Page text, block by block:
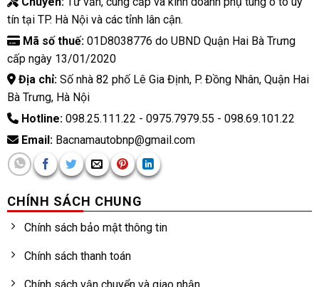
tín tại TP. Hà Nội và các tỉnh lân cận.
Mã số thuế:01D8038776 do UBND Quận Hai Bà Trưng
cấp ngày 13/01/2020
Địa chỉ:Số nhà 82 phố Lê Gia Định, P. Đồng Nhân, Quận Hai
Bà Trưng, Hà Nội
Hotline:098.25.111.22 - 0975.7979.55 - 098.69.101.22
Email:Bacnamautobnp@gmail.com
CHÍNH SÁCH CHUNG
Chính sách bảo mật thông tin
Chính sách thanh toán